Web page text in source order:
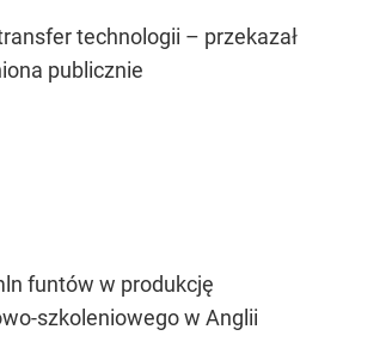
technologii – przekazał
publicznie
funtów w produkcję
szkoleniowego w Anglii